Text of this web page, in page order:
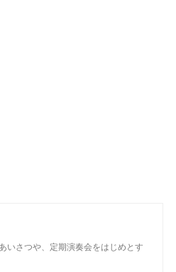
いさつや、定期演奏会をはじめとす